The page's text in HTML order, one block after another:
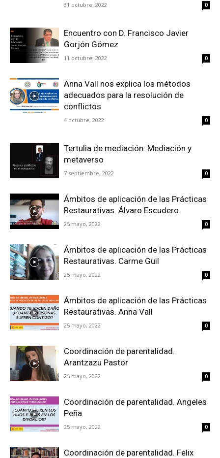
31 octubre, 2022 0
Encuentro con D. Francisco Javier
Gorjón Gómez
11 octubre, 2022 0
Anna Vall nos explica los métodos
adecuados para la resolución de
conflictos
4 octubre, 2022 0
Tertulia de mediación: Mediación y
metaverso
7 septiembre, 2022 0
Ámbitos de aplicación de las Prácticas
Restaurativas. Álvaro Escudero
25 mayo, 2022 0
Ámbitos de aplicación de las Prácticas
Restaurativas. Carme Guil
25 mayo, 2022 0
Ámbitos de aplicación de las Prácticas
Restaurativas. Anna Vall
25 mayo, 2022 0
Coordinación de parentalidad.
Arantzazu Pastor
25 mayo, 2022 0
Coordinación de parentalidad. Angeles
Peña
25 mayo, 2022 0
Coordinación de parentalidad. Felix